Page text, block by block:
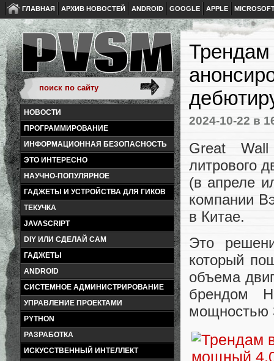
ГЛАВНАЯ АРХИВ НОВОСТЕЙ ANDROID GOOGLE APPLE
НОВОСТИ
ПРОГРАММИРОВАНИЕ
ИНФОРМАЦИОННАЯ БЕЗОПАСНОСТЬ
ЭТО ИНТЕРЕСНО
НАУЧНО-ПОПУЛЯРНОЕ
ГАДЖЕТЫ И УСТРОЙСТВА ДЛЯ ГИКОВ
ТЕКУЧКА
JAVASCRIPT
DIY ИЛИ СДЕЛАЙ САМ
ГАДЖЕТЫ
ANDROID
СИСТЕМНОЕ АДМИНИСТРИРОВАНИЕ
УПРАВЛЕНИЕ ПРОЕКТАМИ
PYTHON
РАЗРАБОТКА
ИСКУССТВЕННЫЙ ИНТЕЛЛЕКТ
Трендам
2024-10-22 в
Great
литрового
(в апреле
компании
в Китае.
Это
который
объема
брендом
мощностью